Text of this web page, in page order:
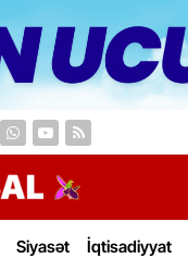
Siyasət İqtisadiyyat